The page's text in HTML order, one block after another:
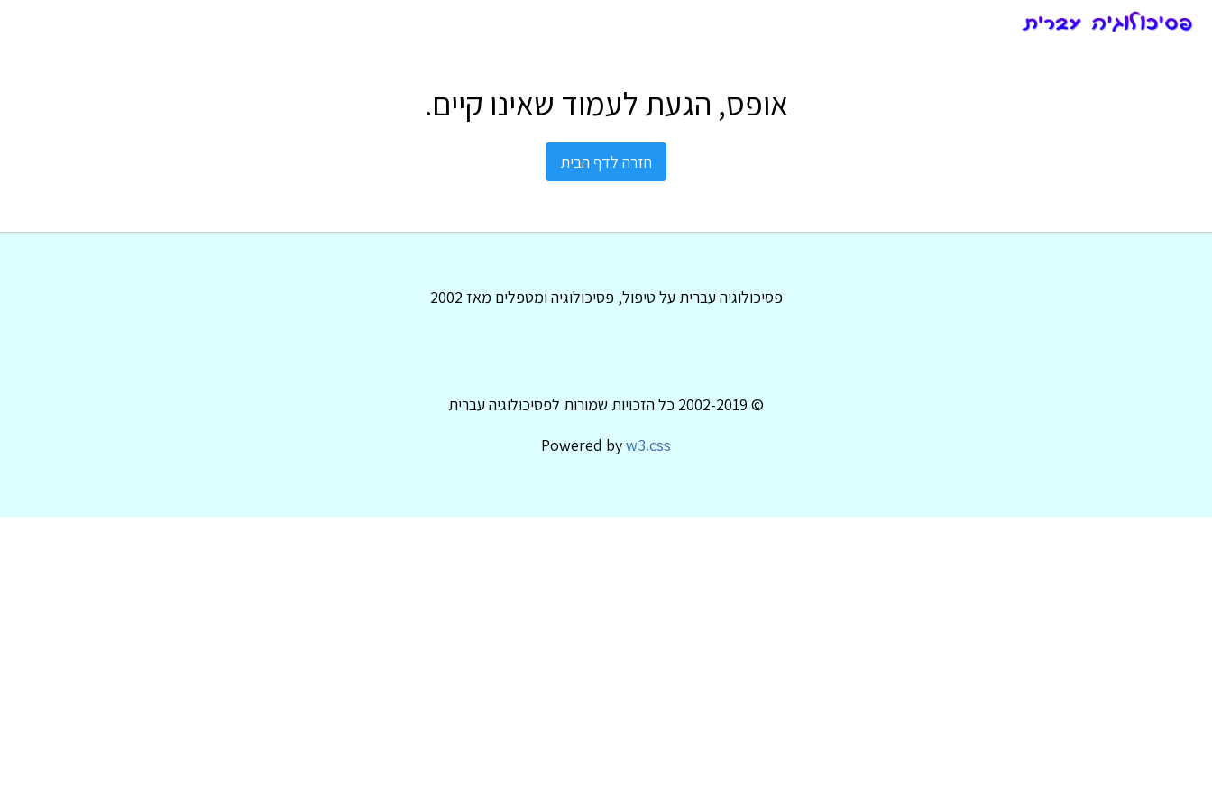
אופס, הגעת לעמוד שאינו קיים.
חזרה לדף הבית
פסיכולוגיה עברית על טיפול, פסיכולוגיה ומטפלים מאז 2002
© 2002-2019 כל הזכויות שמורות לפסיכולוגיה עברית
Powered byw3.css